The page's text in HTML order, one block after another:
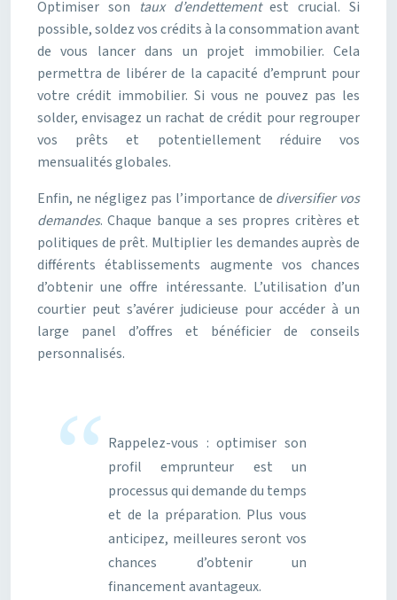
Optimiser son taux d’endettementest crucial. Si
possible, soldez vos crédits à la consommation avant
de vous lancer dans un projet immobilier. Cela
permettra de libérer de la capacité d’emprunt pour
votre crédit immobilier. Si vous ne pouvez pas les
solder, envisagez un rachat de crédit pour regrouper
vos prêts et potentiellement réduire vos
mensualités globales.
Enfin, ne négligez pas l’importance de diversifier vos
demandes. Chaque banque a ses propres critères et
politiques de prêt. Multiplier les demandes auprès de
différents établissements augmente vos chances
d’obtenir une offre intéressante. L’utilisation d’un
courtier peut s’avérer judicieuse pour accéder à un
large panel d’offres et bénéficier de conseils
personnalisés.
Rappelez-vous : optimiser son
profil emprunteur est un
processus qui demande du temps
et de la préparation. Plus vous
anticipez, meilleures seront vos
chances d’obtenir un
financement avantageux.